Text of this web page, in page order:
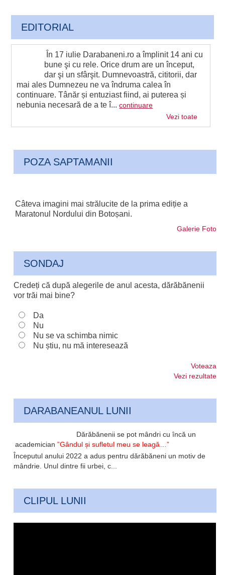
EDITORIAL
În 17 iulie Darabaneni.ro a împlinit 14 ani cu
bune şi cu rele. Orice drum are un început,
dar şi un sfârşit. Dumnevoastră, cititorii, dar
mai ales Dumnezeu ne va îndruma calea în
continuare. Tânăr și entuziast fiind, ai puterea și
nebunia necesară de a te î...continuare
Vezi toate
POZA SAPTAMANII
Câteva imagini mai strălucite de la prima ediție a
Maratonul Nordului din Botoșani.
Galerie Foto
SONDAJ
Credeți că după alegerile de anul acesta, dărăbănenii
vor trăi mai bine?
Da
Nu
Nu se va schimba nimic
Nu știu, nu mă interesează
Voteaza
Vezi rezultate
DARABANEANUL LUNII
Dărăbănenii se pot mândri cu încă un
academician”Gândul și sufletul meu se leagă…”
Începutul anului 2022 a adus pentru dărăbăneni un motiv de
mândrie. Unul dintre fii urbei, c...
CLIPUL LUNII